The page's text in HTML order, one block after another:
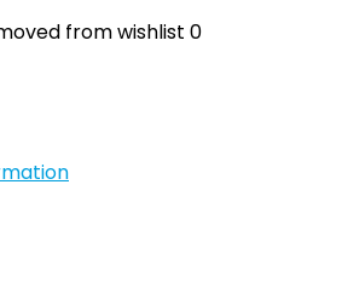
from wishlist 0